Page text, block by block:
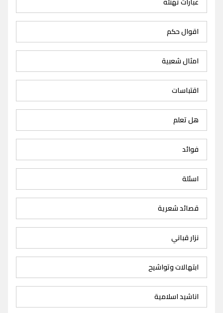
اقوال حكم
امثال شعبية
اقتباسات
هل تعلم
فوائد
اسئلة
قصائد شعرية
نزار قباني
ابتهالات وتواشيح
اناشيد اسلامية